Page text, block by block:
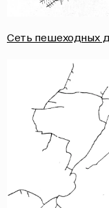
Сеть пешеходных